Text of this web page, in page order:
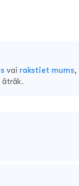
vai rakstiet mums,
ātrāk.